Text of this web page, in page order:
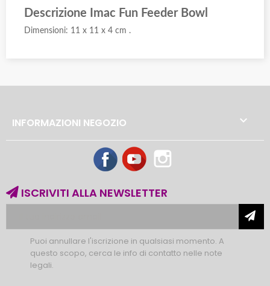
Descrizione Imac Fun Feeder Bowl
Dimensioni: 11 x 11 x 4 cm .
INFORMAZIONI NEGOZIO 
FacebookYouTube
ISCRIVITI ALLA NEWSLETTER
Puoi annullare l'iscrizione in qualsiasi momento. A
questo scopo, cerca le info di contatto nelle note
legali.